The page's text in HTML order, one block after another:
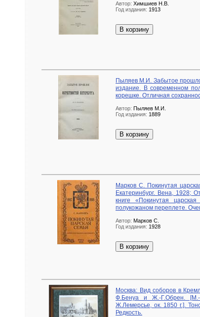
Автор: Химшиев Н.В.
Год издания: 1913
В корзину
Пыляев М.И. Забытое
издание. В современном
корешке. Отличная
Автор: Пыляев М.И.
Год издания: 1889
В корзину
Марков С. Покинутая
Екатеринбург. Вена, 1928;
книге «Покинутая
полукожаном переплете.
Автор: Марков С.
Год издания: 1928
В корзину
Москва: Вид соборов в
Ф.Бенуа и Ж.-Г.Обрен. [М.-
Ж.Лемерсье, ок. 1850 г.].
Редкость.